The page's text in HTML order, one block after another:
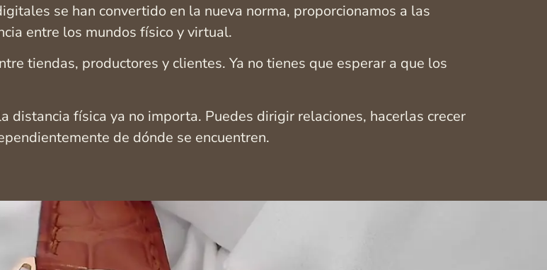
se han convertido en la nueva norma, proporcionamos a las
entre los mundos físico y virtual.
tiendas, productores y clientes. Ya no tienes que esperar a que los
distancia física ya no importa. Puedes dirigir relaciones, hacerlas crecer
de dónde se encuentren.